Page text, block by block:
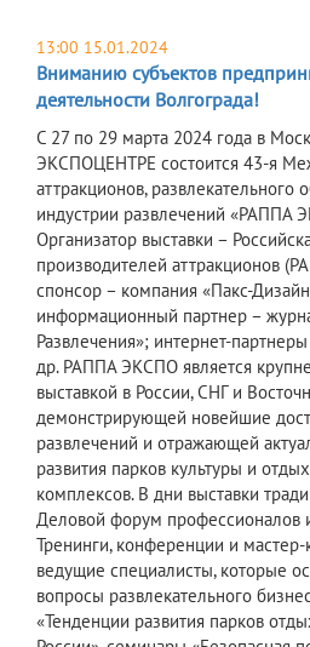
13:00 15.01.2024
Вниманию субъектов
деятельности Волгограда!
С 27 по 29 марта 2024 года в
ЭКСПОЦЕНТРЕ состоится 43-я
аттракционов, развлекательного
индустрии развлечений «РАППА
Организатор выставки –
производителей аттракционов
спонсор – компания «Пакс-
информационный партнер –
Развлечения»; интернет-
др. РАППА ЭКСПО является
выставкой в России, СНГ и
демонстрирующей новейшие
развлечений и отражающей
развития парков культуры и
комплексов. В дни выставки
Деловой форум профессионалов
Тренинги, конференции и мастер-
ведущие специалисты, которые
вопросы развлекательного
«Тенденции развития парков